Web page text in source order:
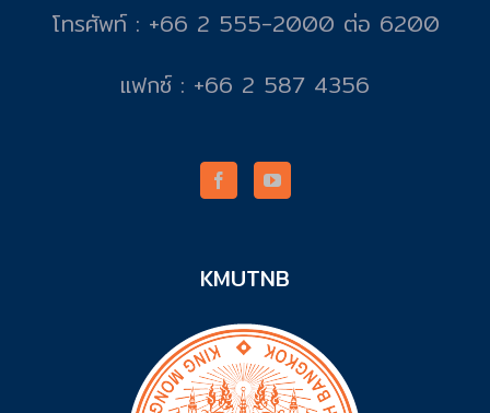
โทรศัพท์ : +66 2 555-2000 ต่อ 6200
แฟกซ์ : +66 2 587 4356
KMUTNB